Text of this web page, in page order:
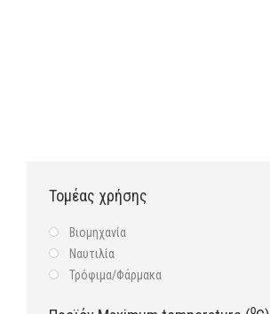
Τομέας χρήσης
Βιομηχανία
Ναυτιλία
Τρόφιμα/Φάρμακα